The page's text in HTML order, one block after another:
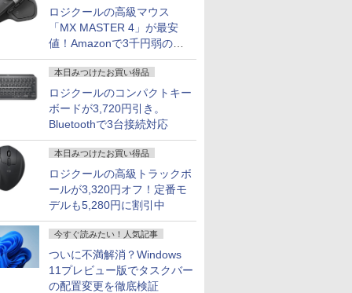
ロジクールの高級マウス
「MX MASTER 4」が最安
値！Amazonで3千円弱の割
引
本日みつけたお買い得品
ロジクールのコンパクトキー
ボードが3,720円引き。
Bluetoothで3台接続対応
本日みつけたお買い得品
ロジクールの高級トラックボ
ールが3,320円オフ！定番モ
デルも5,280円に割引中
今すぐ読みたい！人気記事
ついに不満解消？Windows
11プレビュー版でタスクバー
の配置変更を徹底検証